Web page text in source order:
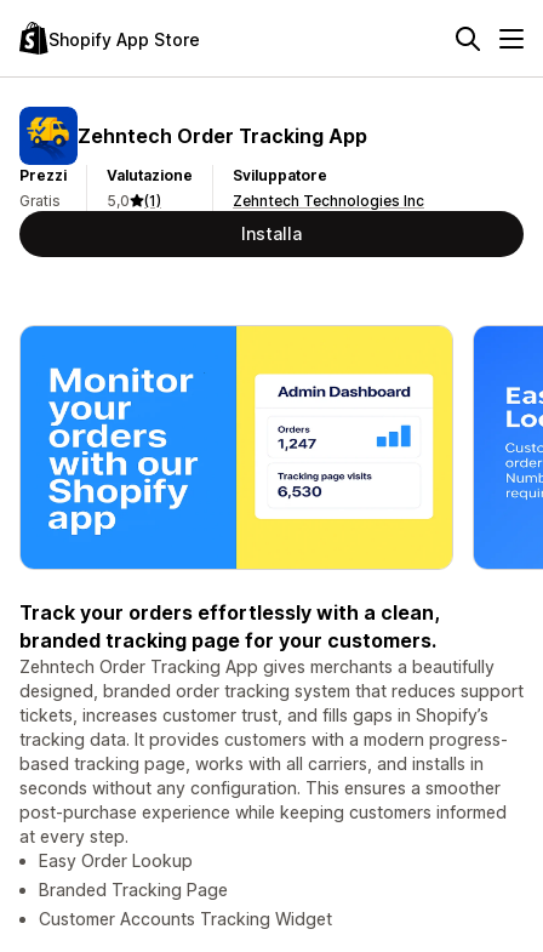
Shopify App Store
Zehntech Order Tracking App
Prezzi
Gratis
Valutazione
5,0
(1)
Sviluppatore
Zehntech Technologies Inc
Installa
Track your orders effortlessly with a clean,
branded tracking page for your customers.
Zehntech Order Tracking App gives merchants a beautifully
designed, branded order tracking system that reduces support
tickets, increases customer trust, and fills gaps in Shopify’s
tracking data. It provides customers with a modern progress-
based tracking page, works with all carriers, and installs in
seconds without any configuration. This ensures a smoother
post-purchase experience while keeping customers informed
at every step.
Easy Order Lookup
Branded Tracking Page
Customer Accounts Tracking Widget